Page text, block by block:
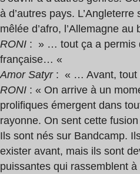
à d’autres pays. L’Angleterre
mêlée d’afro, l’Allemagne
RONI : » … tout ça a permis
française… «
Amor Satyr: « … Avant, tout
RONI : « On arrive à un
prolifiques émergent dans
rayonne. On sent cette
Ils sont nés sur Bandcamp.
exister avant, mais ils sont
puissantes qui rassemblent